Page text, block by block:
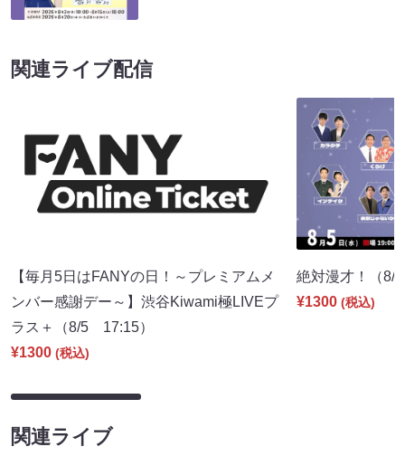
関連ライブ配信
【毎月5日はFANYの日！～プレミアムメ
ンバー感謝デー～】渋谷Kiwami極LIVEプ
ラス＋（8/5 17:15）
¥1300 (税込)
絶対漫才！（
¥1300 (税込)
関連ライブ